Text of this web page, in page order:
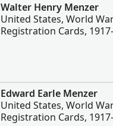
Walter Henry Menzer
United States, World
Registration Cards,
Edward Earle Menzer
United States, World
Registration Cards,